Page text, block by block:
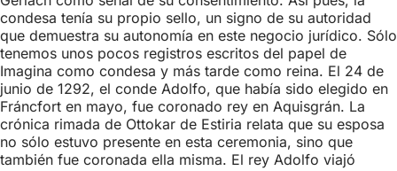
condesa tenía su propio sello, un signo de su autoridad
que demuestra su autonomía en este negocio jurídico. Sólo
tenemos unos pocos registros escritos del papel de
Imagina como condesa y más tarde como reina. El 24 de
junio de 1292, el conde Adolfo, que había sido elegido en
Fráncfort en mayo, fue coronado rey en Aquisgrán. La
crónica rimada de Ottokar de Estiria relata que su esposa
no sólo estuvo presente en esta ceremonia, sino que
también fue coronada ella misma. El rey Adolfo viajó